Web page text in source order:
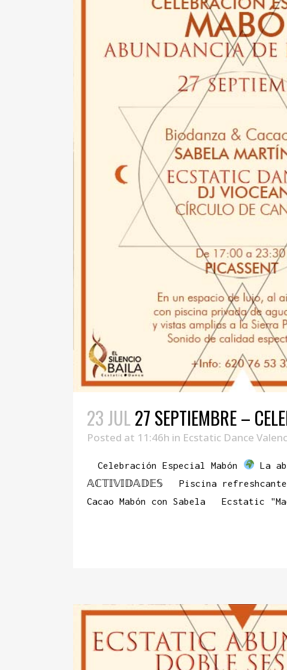
23 JUL27 SEPTIEMBRE –
Posted at 11:46h in Ecstatic Dance
Celebración Especial Mabón La
𝔸ℂ𝕋𝕀𝕍𝕀𝔻𝔸𝔻𝔼𝕊 Piscina refreshcante
Cacao Mabón con Sabela Ecstatic